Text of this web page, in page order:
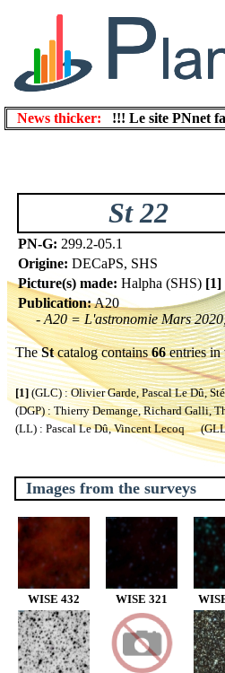
News thicker: !!! Le site PNnet
St 22
PN-G: 299.2-05.1
Origine: DECaPS, SHS
Picture(s) made: Halpha (SHS) [1]
Publication:A20
- A20 = L'astronomie Mars 2020,
TheStcatalog contains66entries in
[1](GLC) : Olivier Garde, Pascal Le Dû,
(DGP) : Thierry Demange, Richard Galli,
(LL) : Pascal Le Dû, Vincent Lecoq
Images from the surveys
WISE 432 WISE 321